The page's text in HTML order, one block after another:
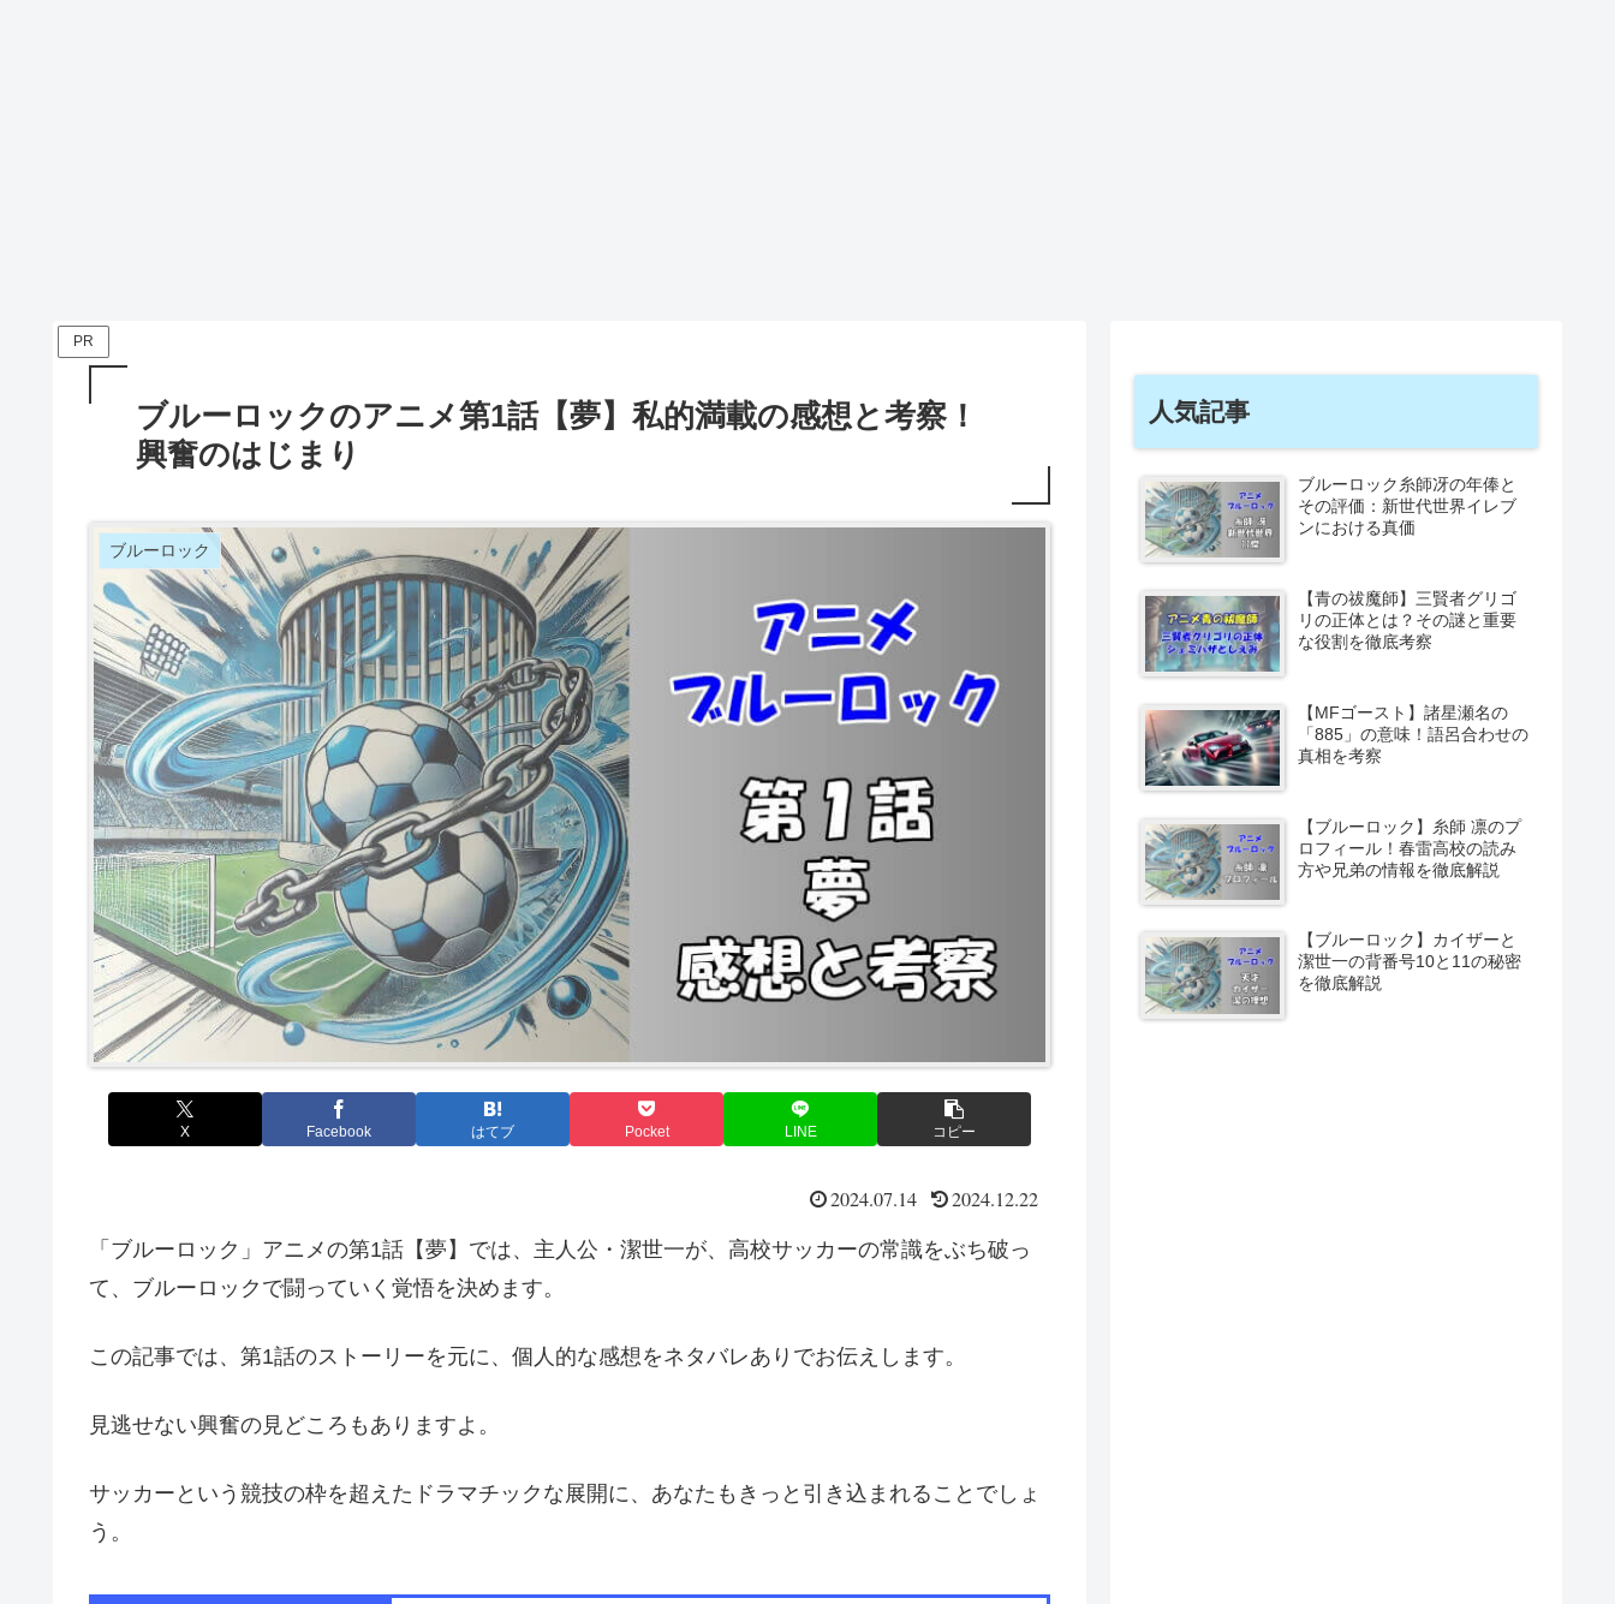
PR
ブルーロックのアニメ第1話【夢】私的満載の感想と考察！
興奮のはじまり
ブルーロック
X Facebook はてブ Pocket LINE コピー
2024.07.14 2024.12.22
「ブルーロック」 アニメの第1話【夢】では、主人公・潔世一が、 高校サッカーの常識をぶち破っ
て、ブルーロックで闘っていく覚悟を決めます。
この記事では、第1話のストーリーを元に、個人的な感想をネタバレありでお伝えします。
見逃せない興奮の見どころもありますよ。
サッカーという競技の枠を超えたドラマチックな展開に、あなたもきっと引き込まれることでしょ
う。
人気記事
ブルーロック糸師冴の年俸と
その評価：新世代世界イレブ
ンにおける真価
【青の祓魔師】三賢者グリゴ
リの正体とは？その謎と重要
な役割を徹底考察
【MFゴースト】諸星瀬名の
「885」の意味！語呂合わせの
真相を考察
【ブルーロック】糸師 凛のプ
ロフィール！春雷高校の読み
方や兄弟の情報を徹底解説
【ブルーロック】カイザーと
潔世一の背番号10と11の秘密
を徹底解説